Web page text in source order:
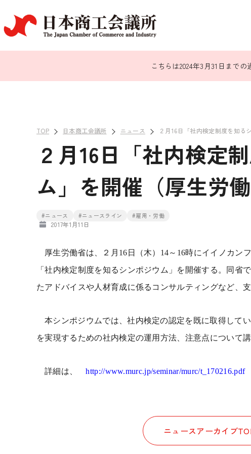
こちらは2024年3月31日まで
TOP 日本商工会議所 ニュース ２月16日「社内検定制度を知る
２月16日「社内検定
ム」を開催（厚生労働
#ニュース #ニュースライン #雇用・労働
2017年1月11日
厚生労働省は、２月 16 日（木） 14～ 16時にイイノカン
「社内検定制度を知るシンポジウム」を開催する。同
たアドバイスや人材育成に係るコンサルティングなど、
本シンポジウムでは、社内検定の認定を既に取得して
を実現するための社内検定の運用方法、注意点について
詳細は、 http://www.murc.jp/seminar/murc/t_170216.pdf
ニュースアーカイブ